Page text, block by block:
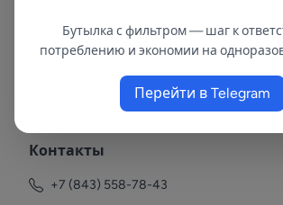
В республиках Татарстан и
с 2002 года.
Контакты
+7 (843) 558-78-43
Бутылка с фильтром — шаг к
потреблению и экономии на
Перейти в Telegram